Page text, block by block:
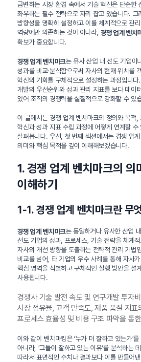
급변하는 시장 환경 속에서 기술 혁신은 단순한
좌우하는 필수 전략으로 자리 잡고 있습니다. 그
방향성을 명확히 설정하고 이를 체계적으로 관
역량에만 의존하는 것이 아니라,경쟁 업계 벤치
확보가 중요합니다.
경쟁 업계 벤치마크는 유사 산업 내 선도 기업이
성과를 비교·분석함으로써 자사의 현재 위치를
혁신의 기회를 구체적으로 설정하는 과정입니
개발의 우선순위와 성과 관리 지표를 보다 데이
있어 조직의 경쟁력을 실질적으로 강화할 수 있
이 글에서는 경쟁 업계 벤치마크의 정의와 목적,
혁신과 성과 지표 수립 과정에 어떻게 연계할 수
살펴봅니다. 우선, 첫 번째 섹션에서는 경쟁 업
의미와 핵심 목적을 깊이 이해해보겠습니다.
1. 경쟁 업계 벤치마크의 의
이해하기
1-1. 경쟁 업계 벤치마크란 무
경쟁 업계 벤치마크는 동일하거나 유사한 산업
선도 기업의 성과, 프로세스, 기술 전략을 체계적
자사의 개선 방향을 도출하는 전략적 관리 기법
비교를 넘어, 타 기업의 우수 사례를 통해 자사
핵심 영역을 식별하고 구체적인 실행 방안을 설
사용됩니다.
경쟁사 기술 발전 속도 및 연구개발 투자
시장 점유율, 고객 만족도, 제품 품질 지표
프로세스 효율성 및 비용 구조 파악을 통
이와 같이 벤치마킹은 ‘누가 더 잘하고 있는가’를
아니라, ‘그들이 잘하고 있는 이유’를 분석하는
따라서 표면적인 수치나 결과보다 이를 만들어